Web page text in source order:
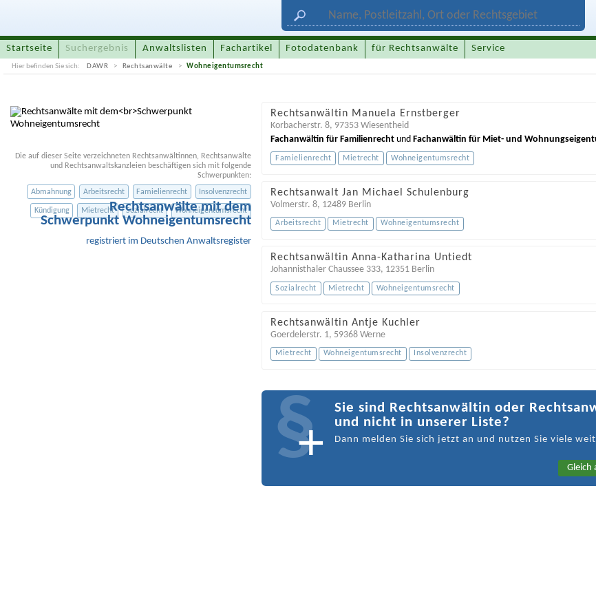
Startseite Suchergebnis Anwaltslisten Fachartikel Fotodatenbank für Rechtsanwälte Service
Hier befinden Sie sich: DAWR Rechtsanwälte Wohneigentumsrecht
Rechtsanwälte mit dem
Schwerpunkt Wohneigentumsrecht
registriert im Deutschen Anwaltsregister
Die auf dieser Seite verzeichneten Rechtsanwältinnen, Rechtsanwälte
und Rechtsanwaltskanzleien beschäftigen sich mit folgende
Schwerpunkten:
Abmahnung
Arbeitsrecht Famielienrecht Insolvenzrecht
Kündigung Mietrecht Sozialrecht Wohneigentumsrecht
Rechtsanwältin Manuela Ernstberger
Korbacherstr. 8, 97353 Wiesentheid
Fachanwältin für Familienrecht und Fachanwältin für Miet- und
Famielienrecht Mietrecht Wohneigentumsrecht
Rechtsanwalt Jan Michael Schulenburg
Volmerstr. 8, 12489 Berlin
Arbeitsrecht Mietrecht Wohneigentumsrecht
Rechtsanwältin Anna-Katharina Untiedt
Johannisthaler Chaussee 333, 12351 Berlin
Sozialrecht Mietrecht Wohneigentumsrecht
Rechtsanwältin Antje Kuchler
Goerdelerstr. 1, 59368 Werne
Mietrecht Wohneigentumsrecht Insolvenzrecht
Sie sind Rechtsanwältin oder
und nicht in unserer Liste?
Dann melden Sie sich jetzt an und nutzen Sie viele
Gleich